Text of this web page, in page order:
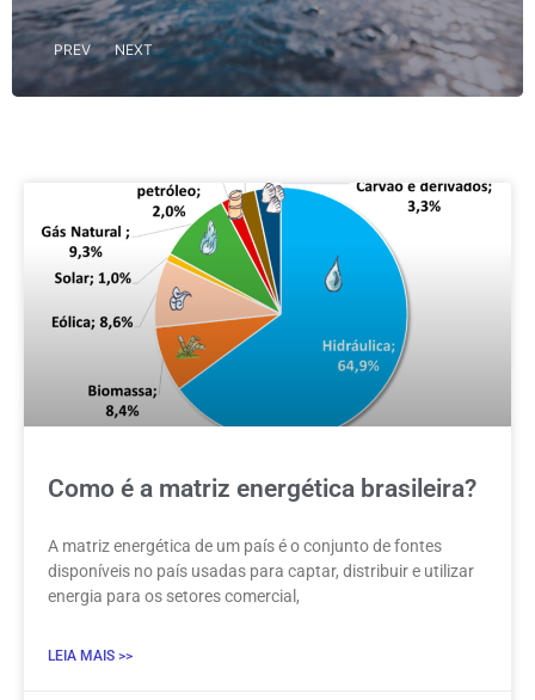
PREV NEXT
Como é a matriz energética brasileira?
A matriz energética de um país é o conjunto de fontes
disponíveis no país usadas para captar, distribuir e utilizar
energia para os setores comercial,
LEIA MAIS >>